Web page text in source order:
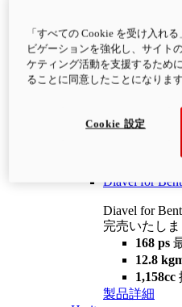
¥4,400,000 i
コンフィギ
newV4 RS
12.2 kgm
Diavel for
Diavel for
完売いたしま
168 ps
12.8
1,158cc
製品詳細
「すべての Cookie を受け入れ
ビゲーションを強化し、サイト
ケティング活動を支援するため
ることに同意したことになりま
Cookie 設定